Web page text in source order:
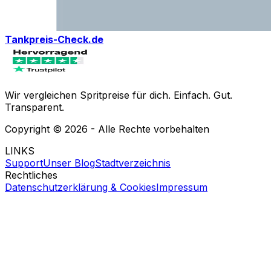
Tankpreis-Check.de
Wir vergleichen Spritpreise für dich. Einfach. Gut.
Transparent.
Copyright © 2026 - Alle Rechte vorbehalten
LINKS
SupportUnser BlogStadtverzeichnis
Rechtliches
Datenschutzerklärung & CookiesImpressum